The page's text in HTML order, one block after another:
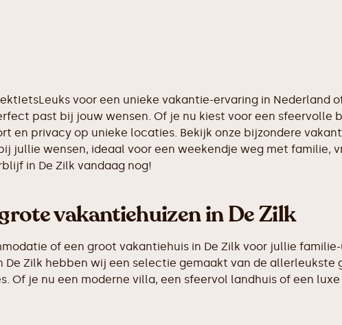
voor een unieke vakantie-ervaring in Nederland
past bij jouw wensen. Of je nu kiest voor een sfeervolle
en privacy op unieke locaties. Bekijk onze bijzondere
jullie wensen, ideaal voor een weekendje weg met familie,
in De Zilk vandaag nog!
vakantiehuizen in De Zilk
of een groot vakantiehuis in De Zilk voor jullie
De Zilk hebben wij een selectie gemaakt van de
Of je nu een moderne villa, een sfeervol landhuis of een